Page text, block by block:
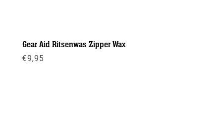
Gear Aid Ritsenwas Zipper Wax
€9,95